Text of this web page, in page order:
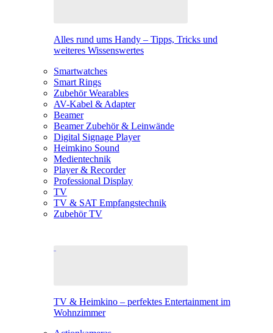
Alles rund ums Handy – Tipps, Tricks und
weiteres Wissenswertes
Smartwatches
Smart Rings
Zubehör Wearables
AV-Kabel & Adapter
Beamer
Beamer Zubehör & Leinwände
Digital Signage Player
Heimkino Sound
Medientechnik
Player & Recorder
Professional Display
TV
TV & SAT Empfangstechnik
Zubehör TV
TV & Heimkino – perfektes Entertainment im
Wohnzimmer